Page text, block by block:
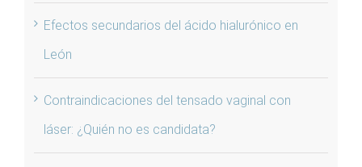
Efectos secundarios del ácido hialurónico en
León
Contraindicaciones del tensado vaginal con
láser: ¿Quién no es candidata?